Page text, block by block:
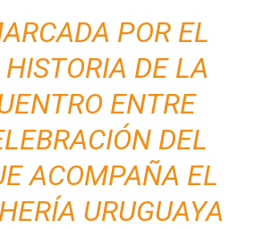
POR EL
DE LA
ENTRE
DEL
ACOMPAÑA EL
URUGUAYA